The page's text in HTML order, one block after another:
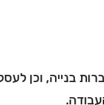
בנייה, וכן